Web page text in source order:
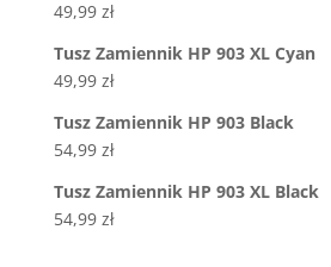
49,99 zł
Tusz Zamiennik HP 903 XL Cyan
49,99 zł
Tusz Zamiennik HP 903 Black
54,99 zł
Tusz Zamiennik HP 903 XL Black
54,99 zł